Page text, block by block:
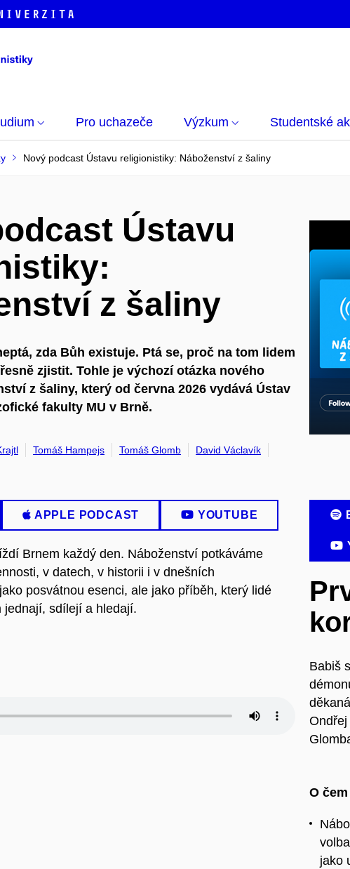
Pro uchazeče Výzkum Studentské
Nový podcast Ústavu religionistiky: Náboženství z šaliny
Ústavu
z šaliny
zda Bůh existuje. Ptá se, proč na tom lidem
zjistit. Tohle je výchozí otázka nového
z šaliny, který od června 2026 vydává Ústav
fakulty MU v Brně.
Tomáš Hampejs Tomáš Glomb
David Václavík
APPLE PODCAST YOUTUBE
Brnem každý den. Náboženství potkáváme
v datech, v historii i v dnešních
posvátnou esenci, ale jako příběh, který lidé
jednají, sdílejí a hledají.
Babiš
O
jako